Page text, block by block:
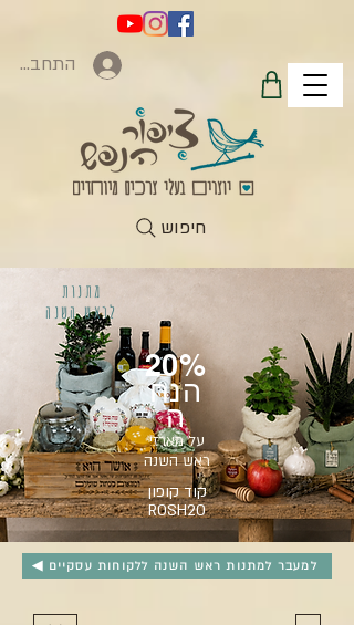
התחברות
חיפוש
מתנות
לראש השנה
20%
הנח
ה
על מארזי
ראש השנה
קוד קופון
ROSH20
למעבר למתנות ראש השנה ללקוחות עסקיים ◀